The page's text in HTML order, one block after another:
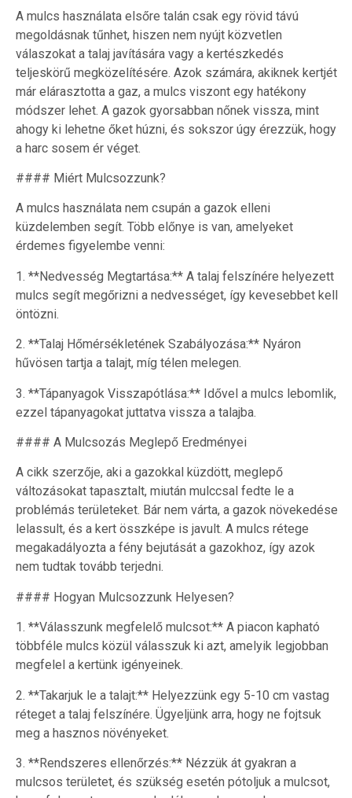
A mulcs használata elsőre talán csak egy rövid távú
megoldásnak tűnhet, hiszen nem nyújt közvetlen
válaszokat a talaj javítására vagy a kertészkedés
teljeskörű megközelítésére. Azok számára, akiknek kertjét
már elárasztotta a gaz, a mulcs viszont egy hatékony
módszer lehet. A gazok gyorsabban nőnek vissza, mint
ahogy ki lehetne őket húzni, és sokszor úgy érezzük, hogy
a harc sosem ér véget.
#### Miért Mulcsozzunk?
A mulcs használata nem csupán a gazok elleni
küzdelemben segít. Több előnye is van, amelyeket
érdemes figyelembe venni:
1. **Nedvesség Megtartása:** A talaj felszínére helyezett
mulcs segít megőrizni a nedvességet, így kevesebbet kell
öntözni.
2. **Talaj Hőmérsékletének Szabályozása:** Nyáron
hűvösen tartja a talajt, míg télen melegen.
3. **Tápanyagok Visszapótlása:** Idővel a mulcs lebomlik,
ezzel tápanyagokat juttatva vissza a talajba.
#### A Mulcsozás Meglepő Eredményei
A cikk szerzője, aki a gazokkal küzdött, meglepő
változásokat tapasztalt, miután mulccsal fedte le a
problémás területeket. Bár nem várta, a gazok növekedése
lelassult, és a kert összképe is javult. A mulcs rétege
megakadályozta a fény bejutását a gazokhoz, így azok
nem tudtak tovább terjedni.
#### Hogyan Mulcsozzunk Helyesen?
1. **Válasszunk megfelelő mulcsot:** A piacon kapható
többféle mulcs közül válasszuk ki azt, amelyik legjobban
megfelel a kertünk igényeinek.
2. **Takarjuk le a talajt:** Helyezzünk egy 5-10 cm vastag
réteget a talaj felszínére. Ügyeljünk arra, hogy ne fojtsuk
meg a hasznos növényeket.
3. **Rendszeres ellenőrzés:** Nézzük át gyakran a
mulcsos területet, és szükség esetén pótoljuk a mulcsot,